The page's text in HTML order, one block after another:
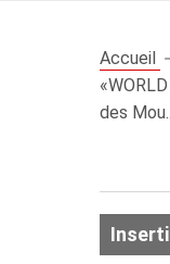
Accueil
des